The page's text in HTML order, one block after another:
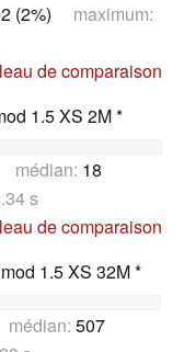
(2%) maximum:
de comparaison
1.5 XS 2M *
médian: 18
s
de comparaison
1.5 XS 32M *
507